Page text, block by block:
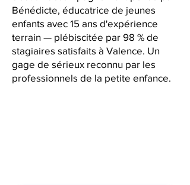
Bénédicte, éducatrice de jeunes
enfants avec 15 ans d'expérience
terrain — plébiscitée par 98 % de
stagiaires satisfaits à Valence. Un
gage de sérieux reconnu par les
professionnels de la petite enfance.